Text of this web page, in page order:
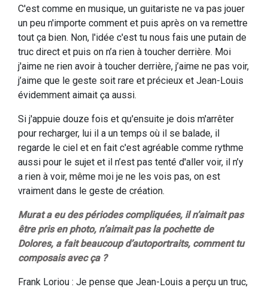
C'est comme en musique, un guitariste ne va pas jouer
un peu n'importe comment et puis après on va remettre
tout ça bien. Non, l'idée c'est tu nous fais une putain de
truc direct et puis on n’a rien à toucher derrière. Moi
j'aime ne rien avoir à toucher derrière, j’aime ne pas voir,
j’aime que le geste soit rare et précieux et Jean-Louis
évidemment aimait ça aussi.
Si j'appuie douze fois et qu'ensuite je dois m'arrêter
pour recharger, lui il a un temps où il se balade, il
regarde le ciel et en fait c'est agréable comme rythme
aussi pour le sujet et il n’est pas tenté d'aller voir, il n’y
a rien à voir, même moi je ne les vois pas, on est
vraiment dans le geste de création.
Murat a eu des périodes compliquées, il n’aimait pas
être pris en photo, n’aimait pas la pochette de
Dolores, a fait beaucoup d’autoportraits, comment tu
composais avec ça ?
Frank Loriou : Je pense que Jean-Louis a perçu un truc,